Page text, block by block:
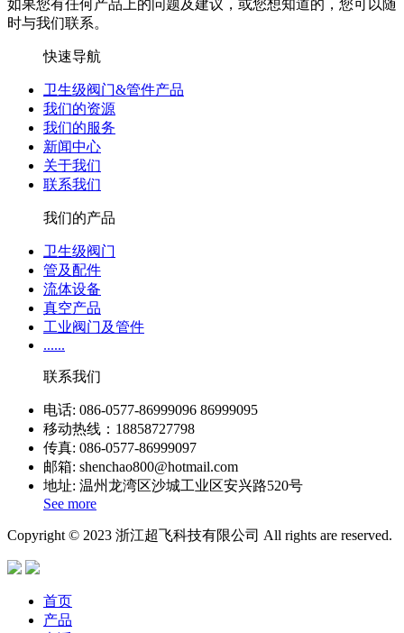
如果您有任何产品上的问题及建议，或您想知道的，您可以随
时与我们联系。
快速导航
卫生级阀门&管件产品
我们的资源
我们的服务
新闻中心
关于我们
联系我们
我们的产品
卫生级阀门
管及配件
流体设备
真空产品
工业阀门及管件
......
联系我们
电话: 086-0577-86999096 86999095
移动热线：18858727798
传真: 086-0577-86999097
邮箱: shenchao800@hotmail.com
地址: 温州龙湾区沙城工业区安兴路520号
See more
Copyright © 2023 浙江超飞科技有限公司 All rights are reserved.
首页
产品